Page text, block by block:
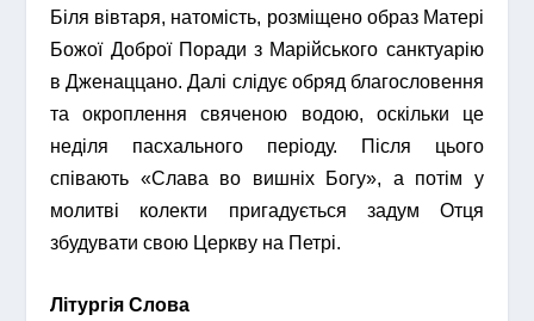
Біля вівтаря, натомість, розміщено образ Матері
Божої Доброї Поради з Марійського санктуарію
в Дженаццано. Далі слідує обряд благословення
та окроплення свяченою водою, оскільки це
неділя пасхального періоду. Після цього
співають «Слава во вишніх Богу», а потім у
молитві колекти пригадується задум Отця
збудувати свою Церкву на Петрі.
Літургія Слова